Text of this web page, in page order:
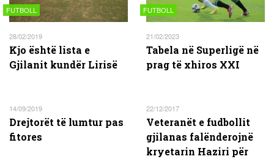
FUTBOLL
28/02/2019
Kjo është lista e
Gjilanit kundër Lirisë
FUTBOLL
21/02/2023
Tabela në Superligë në
prag të xhiros XXI
14/09/2019
Drejtorët të lumtur pas
fitores
22/12/2017
Veteranët e fudbollit
gjilanas falënderojnë
kryetarin Haziri për